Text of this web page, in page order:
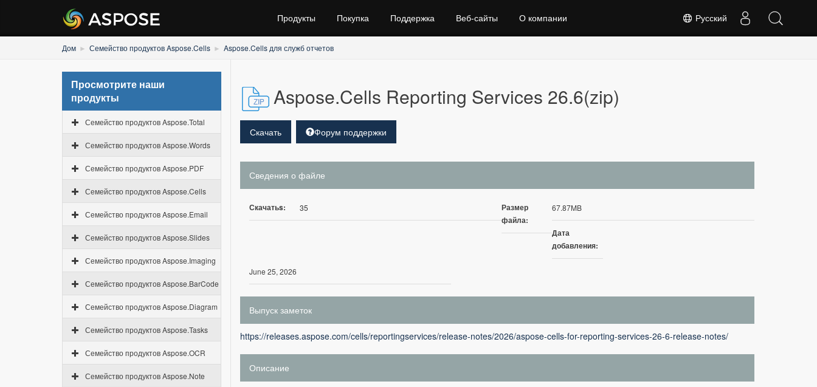
Русский
Продукты Покупка Поддержка Веб‑сайты О компании
Дом Семейство продуктов Aspose.Cells Aspose.Cells для служб отчетов
Просмотрите наши
продукты
Семейство продуктов Aspose.Total
Семейство продуктов Aspose.Words
Семейство продуктов Aspose.PDF
Семейство продуктов Aspose.Cells
Семейство продуктов Aspose.Email
Семейство продуктов Aspose.Slides
Семейство продуктов Aspose.Imaging
Семейство продуктов Aspose.BarCode
Семейство продуктов Aspose.Diagram
Семейство продуктов Aspose.Tasks
Семейство продуктов Aspose.OCR
Семейство продуктов Aspose.Note
Aspose.Cells Reporting Services 26.6(zip)
Скачать Форум поддержки
Сведения о файле
Скачатьs: 35
Размер
файла:
67.87MB
Дата
добавления:
June 25, 2026
Выпуск заметок
https://releases.aspose.com/cells/reportingservices/release-notes/2026/aspose-cells-for-reporting-services-26-6-release-notes/
Описание